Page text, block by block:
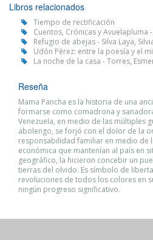
Libros relacionados
Tiempo de rectificación
Cuentos, Crónicas y Avuelapluma
Refugio de abejas - Silva Laya,
Udón Pérez: entre la poesía y el
La noche de la casa - Torres,
Reseña
Mama Pancha es la historia de una
formarse como comadrona y
Venezuela, en medio de las múltiples
abolengo, se forjó con el dolor de la
responsabilidad familiar en medio de
económica que mantenían al país en
geográfico, la hicieron concebir un
tierras del olvido. Es símbolo de
revoluciones de todos los colores en
ningún progreso significativo.